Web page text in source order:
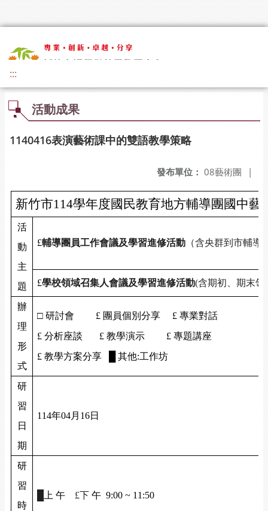
:::
活動成果
1140416表演藝術課中的雙語教學策略
發布單位： 08藝術團 |
新竹市114學年度國民教育地方輔導團國中藝
活
動
主
題
£輔導團員工作會議及學習進修活動 （含央群到市輔
£學校領域召集人會議及學習進修活動(含期初、期末領
辦
理
形
式
□ 研討會 £ 團員個別分享 £ 專業對話
£ 分析座談 £ 教學演示 £ 專題講座
£ 教學方案分享 █ 其他:工作坊
研
習
日
期
114年04月16日
研
習
時
上 午 £下 午 9:00 ~ 11:50